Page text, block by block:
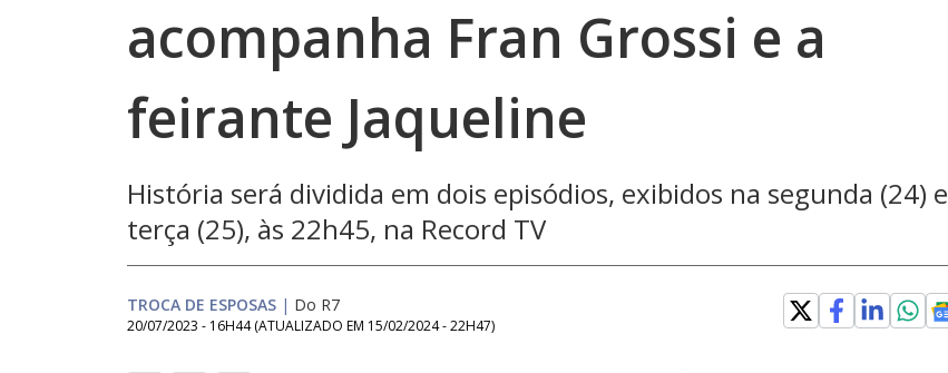
acompanha Fran Grossi e a
feirante Jaqueline
História será dividida em dois episódios, exibidos na segunda (24) e
terça (25), às 22h45, na Record TV
TROCA DE ESPOSAS | Do R7
20/07/2023 - 16H44 (ATUALIZADO EM 15/02/2024 - 22H47)